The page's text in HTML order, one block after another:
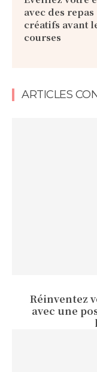
avec des repas
créatifs avant
courses
ARTICLES
Réinventez
avec une